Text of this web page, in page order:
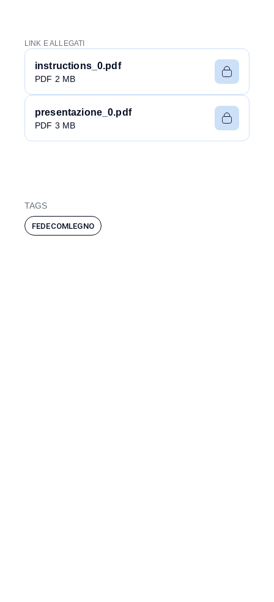
LINK E ALLEGATI
instructions_0.pdf
PDF 2 MB
presentazione_0.pdf
PDF 3 MB
TAGS
FEDECOMLEGNO